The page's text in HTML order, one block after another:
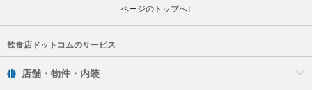
吹田市
泉大津市
ページのトップへ↑
飲食店ドットコムのサービス
店舗・物件・内装